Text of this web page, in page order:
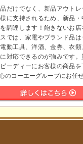
だけでなく、新品アウト
に支持されるため、新品
調達します！飽きないお店
では、家電やブランド品
動工具、洋酒、金券、衣類
対応できるのが強みです
ーディーにお客様の商品
のコーエーグループにお任せ